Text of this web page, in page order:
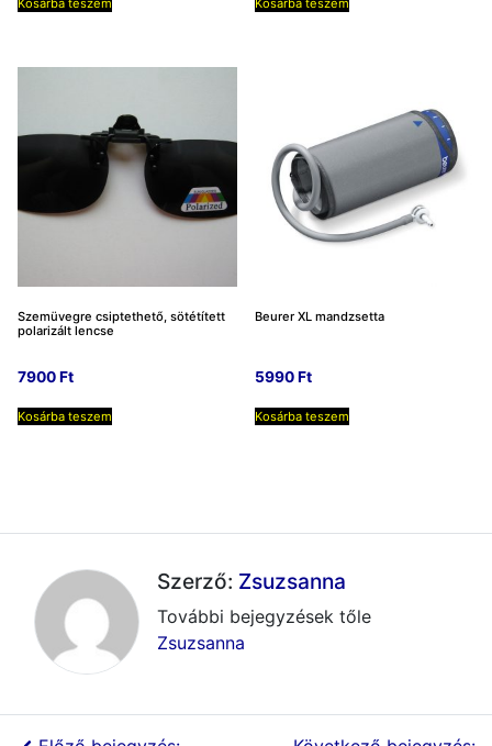
Kosárba teszem Kosárba teszem
Szemüvegre csiptethető, sötétített
polarizált lencse
7900Ft
Kosárba teszem
Beurer XL mandzsetta
5990Ft
Kosárba teszem
Szerző: Zsuzsanna
További bejegyzések tőle
Zsuzsanna